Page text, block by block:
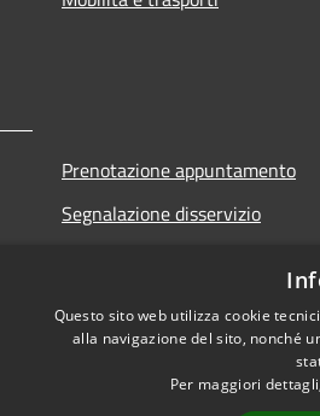
Prenotazione appuntamento
Segnalazione disservizio
Questo sito web utilizza cookie
alla navigazione del sito, nonché
Per maggiori